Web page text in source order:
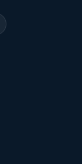
برج العرب.
شركة سيتي ايدج
مزارين ايلاند
تشييد مزارين
السكنية المتوفرة
الشاليهات،